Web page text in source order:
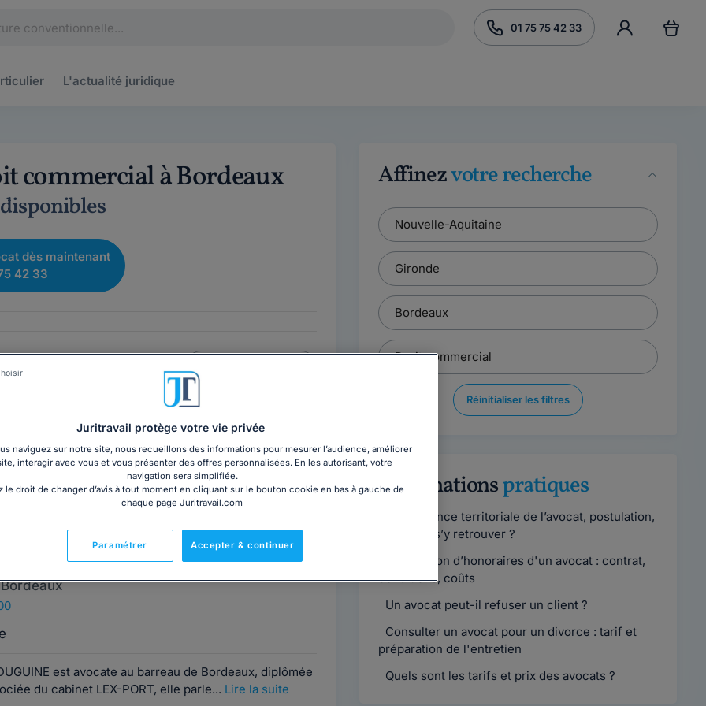
01 75 75 42 33
L'actualité juridique
commercial à Bordeaux
dès maintenant
42 33
implanté à Bordeaux depuis 2011, reconnu en
et contentieux commercial....Lire la suite
VASINA-
Contacter cet avocat
est avocate au barreau de Bordeaux, diplômée
du cabinet LEX-PORT, elle parle... Lire la suite
Affinezvotre recherche
Réinitialiser les filtres
Informationspratiques
Compétence territoriale de l’avocat, postulation,
comment s’y retrouver ?
Convention d’honoraires d'un avocat : contrat,
conditions, coûts
Un avocat peut-il refuser un client ?
Consulter un avocat pour un divorce : tarif et
préparation de l'entretien
Quels sont les tarifs et prix des avocats ?
Juritravail protège votre vie privée
naviguez sur notre site, nous recueillons des informations pour mesurer l’audience, améliorer
interagir avec vous et vous présenter des offres personnalisées. En les autorisant, votre
navigation sera simplifiée.
le droit de changer d’avis à tout moment en cliquant sur le bouton cookie en bas à gauche de
chaque page Juritravail.com
Accepter & continuer
Paramétrer